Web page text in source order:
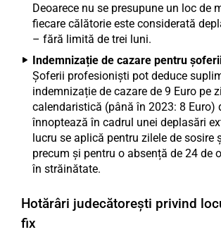
Deoarece nu se presupune un loc de
fiecare călătorie este considerată
– fără limită de trei luni.
Indemnizație de cazare pentru
Șoferii profesioniști pot deduce
indemnizație de cazare de 9 Euro pe zi
calendaristică (până în 2023: 8 Euro)
înnoptează în cadrul unei deplasări
lucru se aplică pentru zilele de sosire
precum și pentru o absență de 24 de
în străinătate.
Hotărâri judecătorești privind
fix